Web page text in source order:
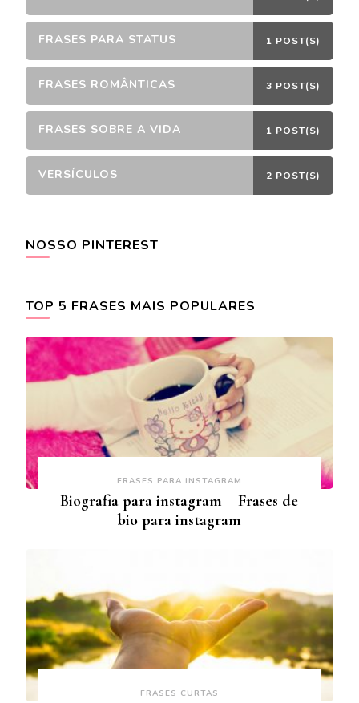
FRASES PARA STATUS 1 POST(S)
FRASES ROMÂNTICAS 3 POST(S)
FRASES SOBRE A VIDA 1 POST(S)
VERSÍCULOS 2 POST(S)
NOSSO PINTEREST
TOP 5 FRASES MAIS POPULARES
FRASES PARA INSTAGRAM
Biografia para instagram – Frases de
bio para instagram
FRASES CURTAS